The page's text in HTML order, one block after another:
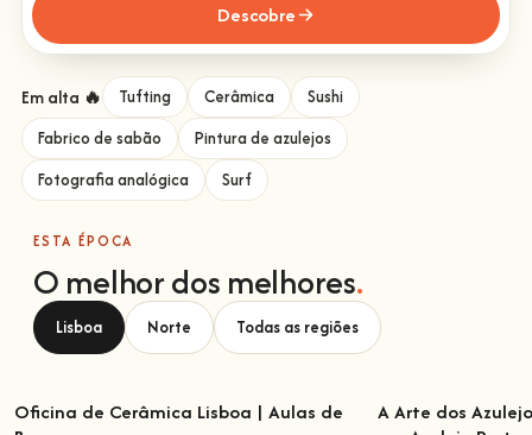
Descobre
Em alta 🔥 Tufting Cerâmica
Sushi
Fabrico de sabão
Pintura de azulejos
Fotografia analógica
Surf
ESTA ÉPOCA
O melhor dos melhores.
Lisboa Norte Todas as regiões
Oficina de Cerâmica Lisboa | Aulas de
A Arte dos